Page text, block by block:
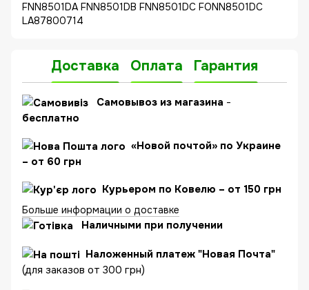
FNN8501DA FNN8501DB FNN8501DC FONN8501DC
LA87800714
Доставка Оплата Гарантия
Cамовывоз из магазина -
бесплатно
«Новой почтой» по Украине
– от 60 грн
Курьером по Ковелю – от 150 грн
Больше информации о доставке
Наличными при получении
Наложенный платеж "Новая Почта"
(для заказов от 300 грн)